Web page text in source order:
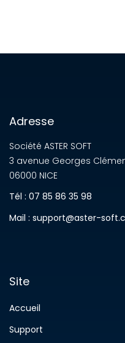
Adresse
Société ASTER SOFT
3 avenue Georges
06000 NICE
Tél : 07 85 86 35 98
Mail : support@aster-
Site
Accueil
Support